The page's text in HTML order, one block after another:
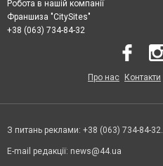
Робота в нашій компанії
Франшиза "CitySites"
+38 (063) 734-84-32
Про нас Контакти
З питань реклами: +38 (063) 734-84-
E-mail редакції: news@44.ua